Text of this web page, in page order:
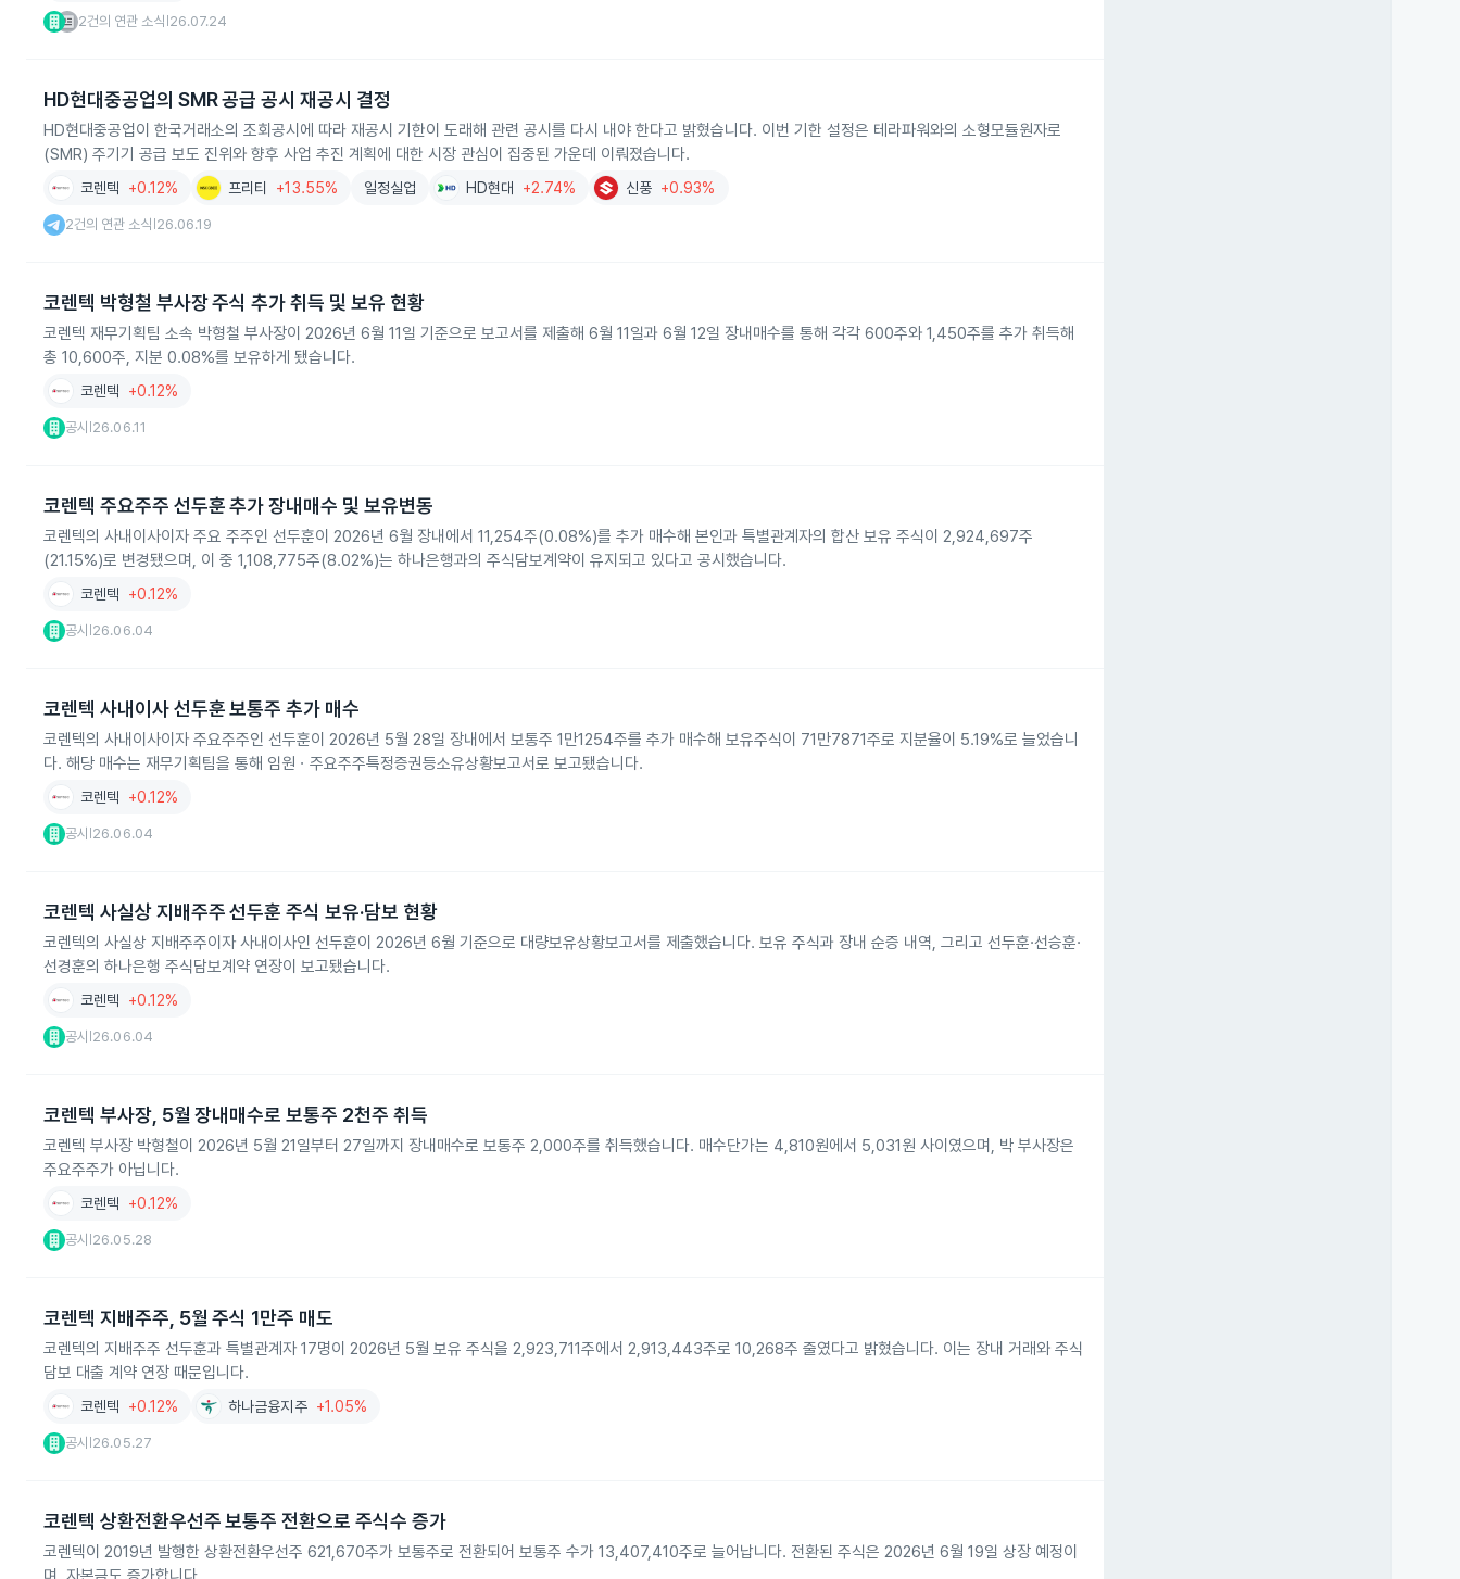
2건의 연관 소식 26.07.24
HD현대중공업의 SMR 공급 공시 재공시 결정
HD현대중공업이 한국거래소의 조회공시에 따라 재공시 기한이 도래해 관련 공시를 다시 내야 한다고 밝혔습니다. 이번 기한 설정은 테라파워와의 소형모듈원자로
(SMR) 주기기 공급 보도 진위와 향후 사업 추진 계획에 대한 시장 관심이 집중된 가운데 이뤄졌습니다.
코렌텍 +0.12% 프리티 +13.55% 일정실업 HD현대 +2.74% 신풍 +0.93%
2건의 연관 소식 26.06.19
코렌텍 박형철 부사장 주식 추가 취득 및 보유 현황
코렌텍 재무기획팀 소속 박형철 부사장이 2026년 6월 11일 기준으로 보고서를 제출해 6월 11일과 6월 12일 장내매수를 통해 각각 600주와 1,450주를 추가 취득해
총 10,600주, 지분 0.08%를 보유하게 됐습니다.
코렌텍 +0.12%
공시 26.06.11
코렌텍 주요주주 선두훈 추가 장내매수 및 보유변동
코렌텍의 사내이사이자 주요 주주인 선두훈이 2026년 6월 장내에서 11,254주(0.08%)를 추가 매수해 본인과 특별관계자의 합산 보유 주식이 2,924,697주
(21.15%)로 변경됐으며, 이 중 1,108,775주(8.02%)는 하나은행과의 주식담보계약이 유지되고 있다고 공시했습니다.
코렌텍 +0.12%
공시 26.06.04
코렌텍 사내이사 선두훈 보통주 추가 매수
코렌텍의 사내이사이자 주요주주인 선두훈이 2026년 5월 28일 장내에서 보통주 1만1254주를 추가 매수해 보유주식이 71만7871주로 지분율이 5.19%로 늘었습니
다. 해당 매수는 재무기획팀을 통해 임원ㆍ주요주주특정증권등소유상황보고서로 보고됐습니다.
코렌텍 +0.12%
공시 26.06.04
코렌텍 사실상 지배주주 선두훈 주식 보유·담보 현황
코렌텍의 사실상 지배주주이자 사내이사인 선두훈이 2026년 6월 기준으로 대량보유상황보고서를 제출했습니다. 보유 주식과 장내 순증 내역, 그리고 선두훈·선승훈·
선경훈의 하나은행 주식담보계약 연장이 보고됐습니다.
코렌텍 +0.12%
공시 26.06.04
코렌텍 부사장, 5월 장내매수로 보통주 2천주 취득
코렌텍 부사장 박형철이 2026년 5월 21일부터 27일까지 장내매수로 보통주 2,000주를 취득했습니다. 매수단가는 4,810원에서 5,031원 사이였으며, 박 부사장은
주요주주가 아닙니다.
코렌텍 +0.12%
공시 26.05.28
코렌텍 지배주주, 5월 주식 1만주 매도
코렌텍의 지배주주 선두훈과 특별관계자 17명이 2026년 5월 보유 주식을 2,923,711주에서 2,913,443주로 10,268주 줄였다고 밝혔습니다. 이는 장내 거래와 주식
담보 대출 계약 연장 때문입니다.
코렌텍 +0.12% 하나금융지주 +1.05%
공시 26.05.27
코렌텍 상환전환우선주 보통주 전환으로 주식수 증가
코렌텍이 2019년 발행한 상환전환우선주 621,670주가 보통주로 전환되어 보통주 수가 13,407,410주로 늘어납니다. 전환된 주식은 2026년 6월 19일 상장 예정이